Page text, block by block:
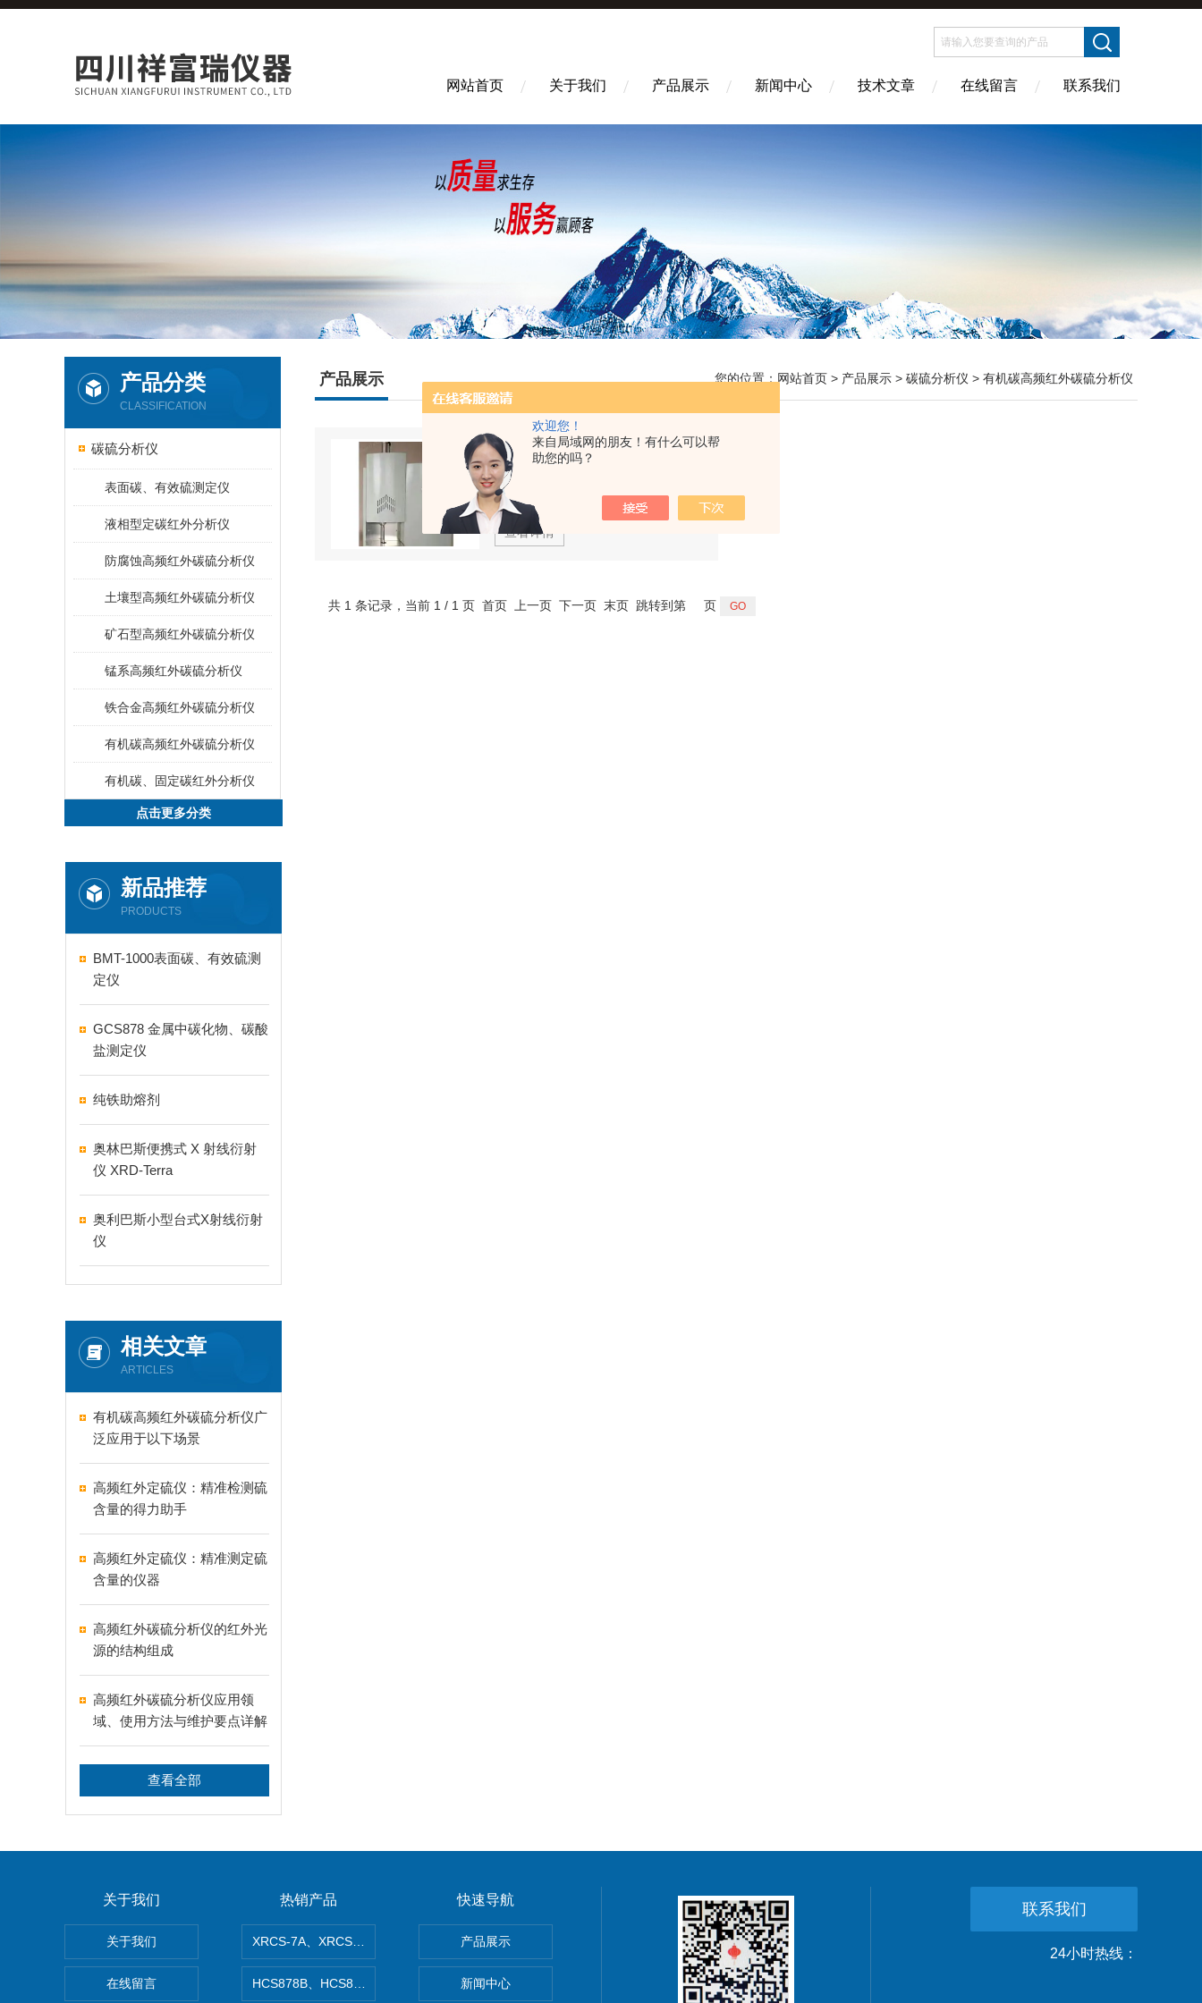
欢迎您！
来自局域网的朋友！有什么可以帮
助您的吗？
网站首页 关于我们 产品展示 新闻中心 技术文章 在线留言 联系我们
产品分类
CLASSIFICATION
碳硫分析仪
表面碳、有效硫测定仪
液相型定碳红外分析仪
防腐蚀高频红外碳硫分析仪
土壤型高频红外碳硫分析仪
矿石型高频红外碳硫分析仪
锰系高频红外碳硫分析仪
铁合金高频红外碳硫分析仪
有机碳高频红外碳硫分析仪
有机碳、固定碳红外分析仪
点击更多分类
新品推荐
PRODUCTS
BMT-1000表面碳、有效硫测
定仪
GCS878 金属中碳化物、碳酸
盐测定仪
纯铁助熔剂
奥林巴斯便携式 X 射线衍射
仪 XRD-Terra
奥利巴斯小型台式X射线衍射
仪
相关文章
ARTICLES
有机碳高频红外碳硫分析仪广
泛应用于以下场景
高频红外定硫仪：精准检测硫
含量的得力助手
高频红外定硫仪：精准测定硫
含量的仪器
高频红外碳硫分析仪的红外光
源的结构组成
高频红外碳硫分析仪应用领
域、使用方法与维护要点详解
查看全部
产品展示 您的位置： 网站首页 > 产品展示 > 碳硫分析仪 > 有机碳高频红外碳硫分析仪
有机碳高频红外碳硫分析仪
型号：
厂商性质：
生产厂家
查看详情
共 1 条记录，当前 1 / 1 页 首页 上一页 下一页 末页 跳转到第 页
关于我们
关于我们
在线留言
热销产品
XRCS-7A、XRCS-7B防腐蚀高频红外碳硫分析仪
HCS878B、HCS878A矿石型高频红外碳硫分析仪
快速导航
产品展示
新闻中心
联系我们
24小时热线：